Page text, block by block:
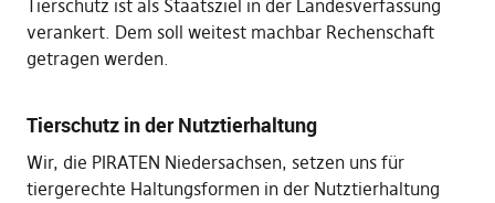
Tierschutz ist als Staatsziel in der Landesverfassung
verankert. Dem soll weitest machbar Rechenschaft
getragen werden.
Tierschutz in der Nutztierhaltung
Wir, die PIRATEN Niedersachsen, setzen uns für
tiergerechte Haltungsformen in der Nutztierhaltung